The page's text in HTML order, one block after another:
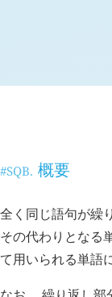
#SQB. 概要
全く同じ語句が繰
その代わりとなる
て用いられる単語